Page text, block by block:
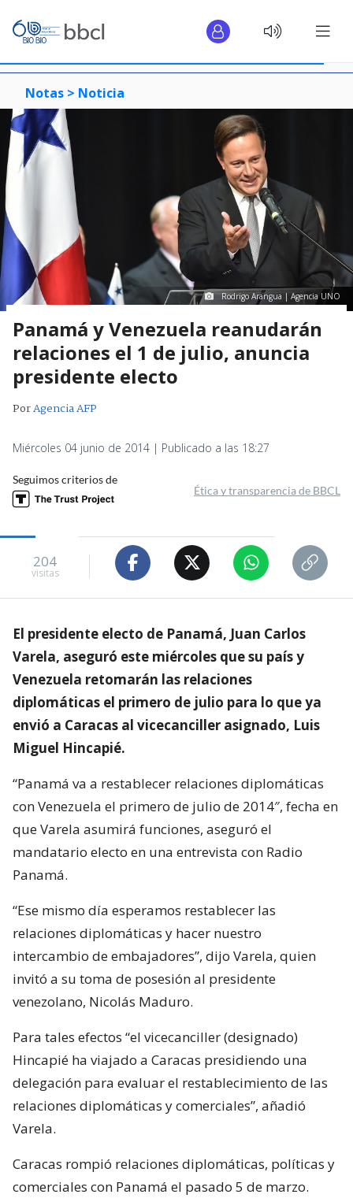
Notas > Noticia
Rodrigo Arangua | Agencia UNO
Panamá y Venezuela reanudarán
relaciones el 1 de julio, anuncia
presidente electo
PorAgencia AFP
Miércoles 04 junio de 2014 | Publicado a las 18:27
Seguimos criterios de
Ética y transparencia de BBCL
204
visitas
El presidente electo de Panamá, Juan Carlos
Varela, aseguró este miércoles que su país y
Venezuela retomarán las relaciones
diplomáticas el primero de julio para lo que ya
envió a Caracas al vicecanciller asignado, Luis
Miguel Hincapié.
“Panamá va a restablecer relaciones diplomáticas
con Venezuela el primero de julio de 2014″, fecha en
que Varela asumirá funciones, aseguró el
mandatario electo en una entrevista con Radio
Panamá.
“Ese mismo día esperamos restablecer las
relaciones diplomáticas y hacer nuestro
intercambio de embajadores”, dijo Varela, quien
invitó a su toma de posesión al presidente
venezolano, Nicolás Maduro.
Para tales efectos “el vicecanciller (designado)
Hincapié ha viajado a Caracas presidiendo una
delegación para evaluar el restablecimiento de las
relaciones diplomáticas y comerciales”, añadió
Varela.
Caracas rompió relaciones diplomáticas, políticas y
comerciales con Panamá el pasado 5 de marzo.